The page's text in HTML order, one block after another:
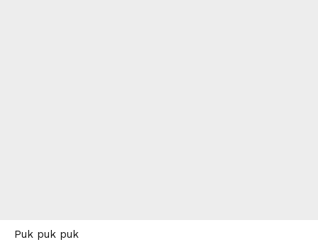
Puk puk puk